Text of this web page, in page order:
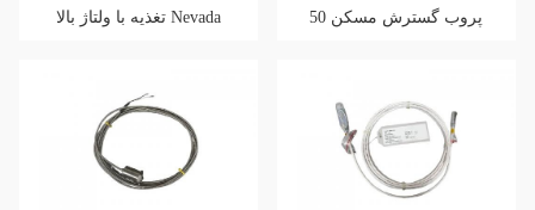
تغذیه با ولتاژ بالا Nevada
پروب گسترش مسکن 50